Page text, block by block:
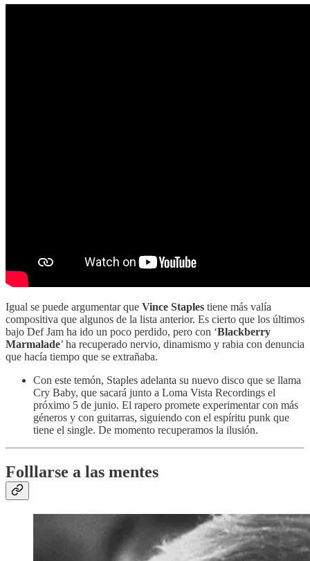
Igual se puede argumentar que Vince Staples tiene más valía
compositiva que algunos de la lista anterior. Es cierto que los últimos
bajo Def Jam ha ido un poco perdido, pero con ‘Blackberry
Marmalade’ ha recuperado nervio, dinamismo y rabia con denuncia
que hacía tiempo que se extrañaba.
Con este temón, Staples adelanta su nuevo disco que se llama
Cry Baby, que sacará junto a Loma Vista Recordings el
próximo 5 de junio. El rapero promete experimentar con más
géneros y con guitarras, siguiendo con el espíritu punk que
tiene el single. De momento recuperamos la ilusión.
Folllarse a las mentes